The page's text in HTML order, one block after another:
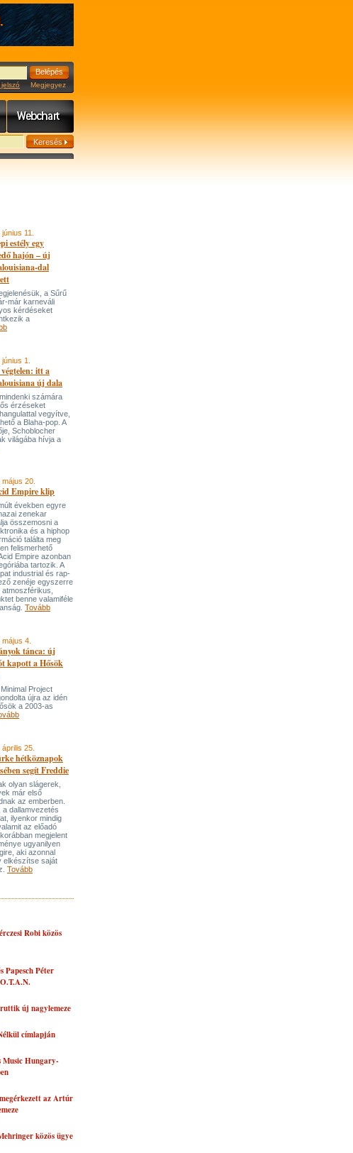
Megjegyez
11.
estély egy
hajón – új
dal
a Sűrű
már karneváli
kérdéseket
a
1.
itt a
új dala
számára
érzéseket
vegyítve,
a Blaha-pop. A
Schoblocher
világába hívja a
20.
Empire klip
években egyre
zenekar
összemosni a
és a hiphop
találta meg
felismerhető
Empire azonban
tartozik. A
industrial és rap-
zenéje egyszerre
benne valamiféle
Tovább
4.
tánca: új
kapott a Hősök
Project
újra az idén
a 2003-as
25.
hétköznapok
segít Freddie
olyan slágerek,
már első
az emberben.
dallamvezetés
ilyenkor mindig
az előadó
megjelent
ugyanilyen
aki azonnal
elkészítse saját
Tovább
Robi közös
Papesch Péter
új nagylemeze
címlapján
Music Hungary-
az Artúr
közös ügye